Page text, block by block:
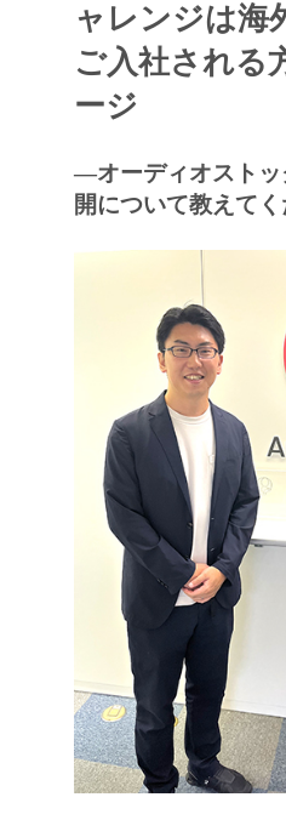
ャレンジは海
ご入社される
ージ
―オーディオストッ
開について教えてく